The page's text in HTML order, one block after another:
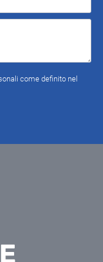
come definito nel
campo.